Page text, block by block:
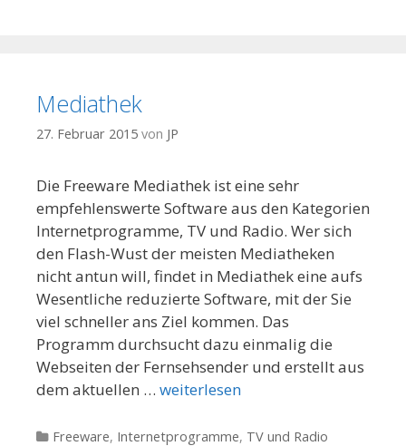
Mediathek
27. Februar 2015 von JP
Die Freeware Mediathek ist eine sehr
empfehlenswerte Software aus den Kategorien
Internetprogramme, TV und Radio. Wer sich
den Flash-Wust der meisten Mediatheken
nicht antun will, findet in Mediathek eine aufs
Wesentliche reduzierte Software, mit der Sie
viel schneller ans Ziel kommen. Das
Programm durchsucht dazu einmalig die
Webseiten der Fernsehsender und erstellt aus
dem aktuellen … weiterlesen
Kategorien
Freeware, Internetprogramme, TV und Radio